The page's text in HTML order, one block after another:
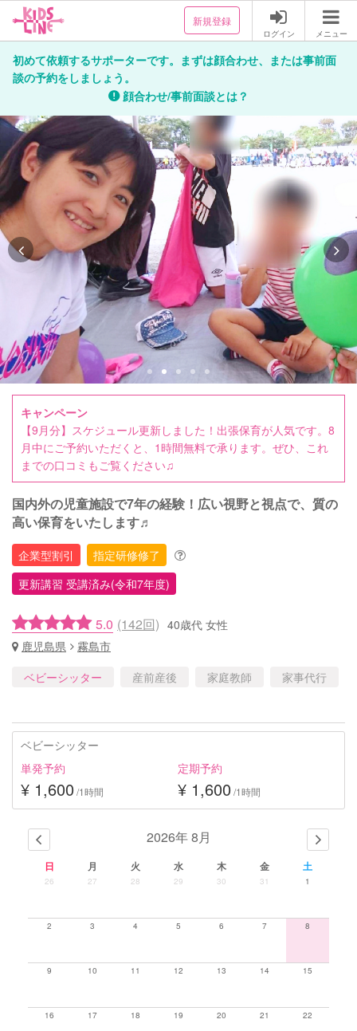
新規登録
ログイン メニュー
初めて依頼するサポーターです。まずは顔合わせ、または事前面
談の予約をしましょう。
顔合わせ/事前面談とは？
キャンペーン
【9月分】スケジュール更新しました！出張保育が人気です。8
月中にご予約いただくと、1時間無料で承ります。ぜひ、これ
までの口コミもご覧ください♫
国内外の児童施設で7年の経験！広い視野と視点で、質の
高い保育をいたします♬
企業型割引
指定研修修了
更新講習 受講済み(令和7年度)
5.0 (142回) 40歳代 女性
鹿児島県
霧島市
ベビーシッター
産前産後 家庭教師 家事代行
ベビーシッター
単発予約
¥ 1,600 /1時間
定期予約
¥ 1,600 /1時間
2026年 8月
日 月 火 水 木 金 土
26 27 28 29 30 31 1
2 3 4 5 6 7 8
9 10 11 12 13 14 15
16 17 18 19 20 21 22